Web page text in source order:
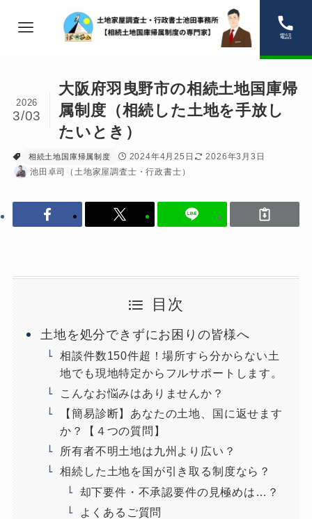
電話
大阪府羽曳野市の相続土地国庫帰
属制度（相続した土地を手放し
たいとき）
2026
3/03
相続土地国庫帰属制度 2024年4月25日
2026年3月3日
池田卓司（土地家屋調査士・行政書士）
目次
土地を処分できずにお困りの皆様へ
相談件数150件超！場所すら分からない土
地でも現地特定からフルサポートします。
こんなお悩みはありませんか？
【簡易診断】あなたの土地、国に返せます
か？【４つの質問】
所有者不明土地は九州より広い？
相続した土地を国が引き取る制度なら？
却下要件・不承認要件の見極めは…？
よくあるご質問